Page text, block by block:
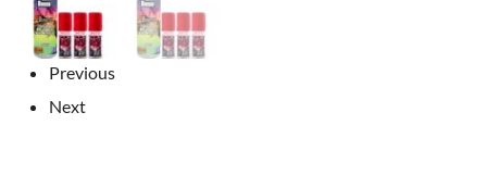
Previous
Next